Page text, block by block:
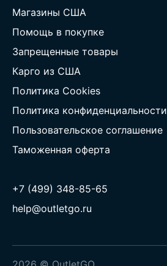
Магазины США
Помощь в покупке
Запрещенные товары
Карго из США
Политика Cookies
Политика конфиденциальности
Пользовательское соглашение
Таможенная оферта
+7 (499) 348-85-65
help@outletgo.ru